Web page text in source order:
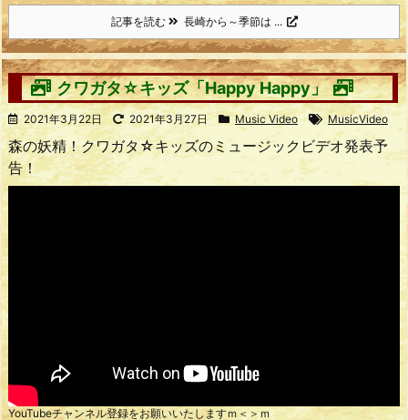
記事を読む 長崎から～季節は ...
クワガタ☆キッズ「Happy Happy」
2021年3月22日 2021年3月27日 Music Video MusicVideo
森の妖精！クワガタ☆キッズのミュージックビデオ発表予
告！
YouTubeチャンネル登録をお願いいたしますｍ＜＞ｍ